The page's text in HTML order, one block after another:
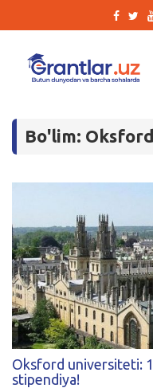
Tanlovlar
Blog
Yana
Qidirish
Kirish
Bo'lim: Oksford
Oksford universiteti:
stipendiya!